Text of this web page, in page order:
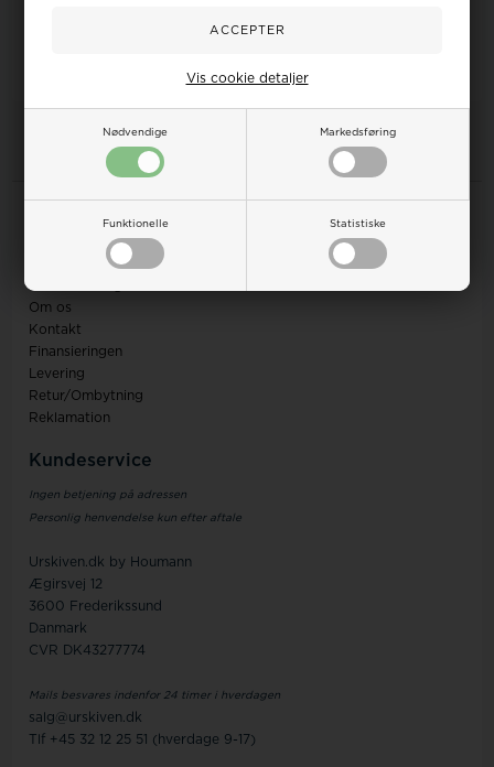
Nødvendige Markedsføring
Funktionelle Statistiske
Vis cookie detaljer
varer i denne gruppe
FAQ om ure
Handelsbetingelser
Om os
Kontakt
Finansieringen
Levering
Retur/Ombytning
Reklamation
Kundeservice
Ingen betjening på adressen
Personlig henvendelse kun efter aftale
Urskiven.dk by Houmann
Ægirsvej 12
3600 Frederikssund
Danmark
CVR DK43277774
Mails besvares indenfor 24 timer i hverdagen
salg@urskiven.dk
Tlf +45 32 12 25 51 (hverdage 9-17)